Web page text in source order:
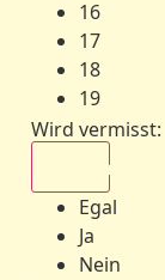
16
17
18
19
Wird vermisst:
Egal
Ja
Nein